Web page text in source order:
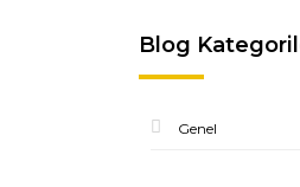
Blog
Genel